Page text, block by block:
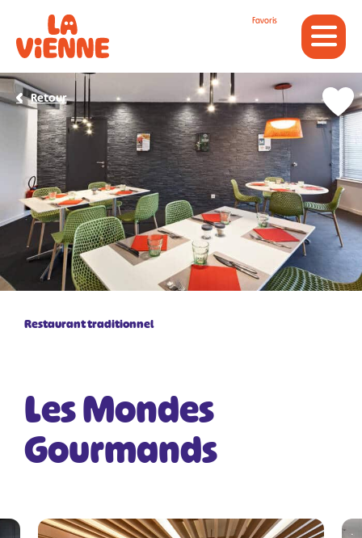
Favoris
Restaurant traditionnel
Les Mondes
Gourmands
Retour